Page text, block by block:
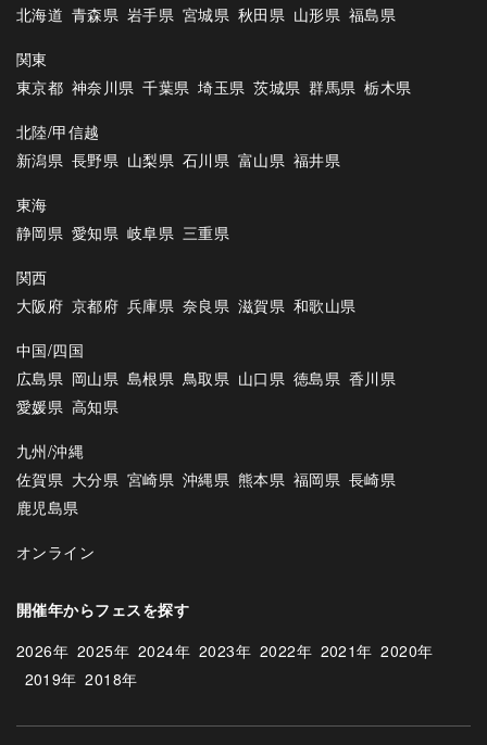
北海道 青森県 岩手県 宮城県 秋田県 山形県 福島県
関東
東京都 神奈川県 千葉県 埼玉県 茨城県 群馬県 栃木県
北陸/甲信越
新潟県 長野県 山梨県 石川県 富山県 福井県
東海
静岡県 愛知県 岐阜県 三重県
関西
大阪府 京都府 兵庫県 奈良県 滋賀県 和歌山県
中国/四国
広島県 岡山県 島根県 鳥取県 山口県 徳島県 香川県
愛媛県 高知県
九州/沖縄
佐賀県 大分県 宮崎県 沖縄県 熊本県 福岡県 長崎県
鹿児島県
オンライン
開催年からフェスを探す
2026年 2025年 2024年 2023年 2022年 2021年 2020年
2019年 2018年